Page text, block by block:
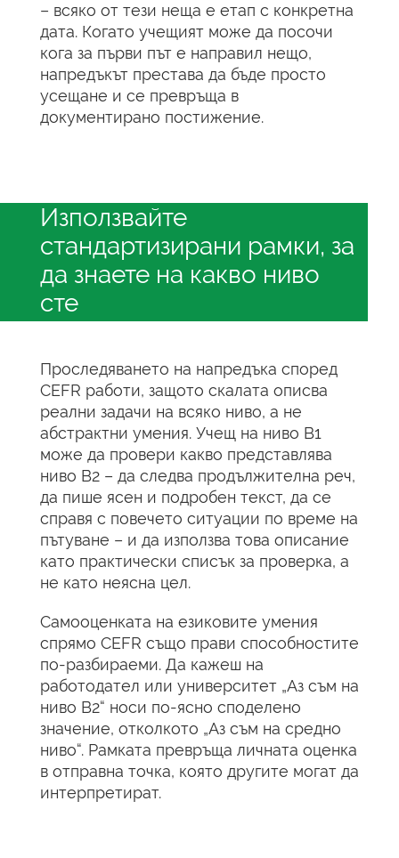
– всяко от тези неща е етап с конкретна
дата. Когато учещият може да посочи
кога за първи път е направил нещо,
напредъкът престава да бъде просто
усещане и се превръща в
документирано постижение.
Използвайте
стандартизирани рамки, за
да знаете на какво ниво
сте
Проследяването на напредъка според
CEFR работи, защото скалата описва
реални задачи на всяко ниво, а не
абстрактни умения. Учещ на ниво B1
може да провери какво представлява
ниво B2 – да следва продължителна реч,
да пише ясен и подробен текст, да се
справя с повечето ситуации по време на
пътуване – и да използва това описание
като практически списък за проверка, а
не като неясна цел.
Самооценката на езиковите умения
спрямо CEFR също прави способностите
по-разбираеми. Да кажеш на
работодател или университет „Аз съм на
ниво B2“ носи по-ясно споделено
значение, отколкото „Аз съм на средно
ниво“. Рамката превръща личната оценка
в отправна точка, която другите могат да
интерпретират.